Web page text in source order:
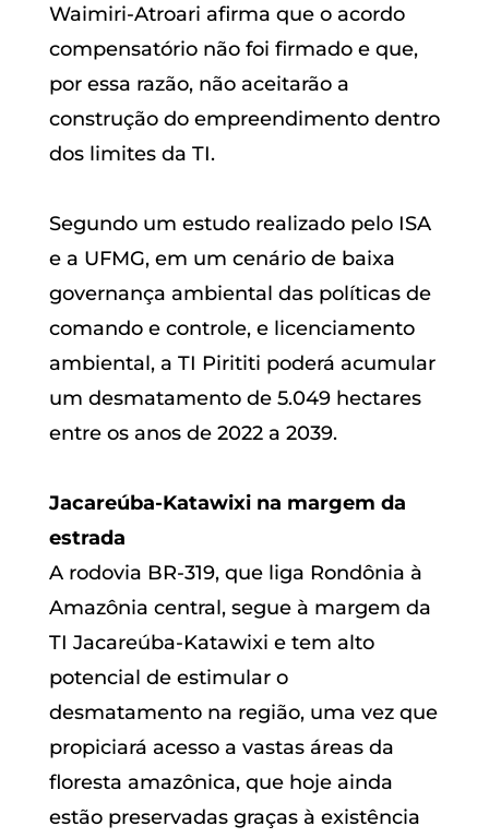
Waimiri-Atroari afirma que o acordo
compensatório não foi firmado e que,
por essa razão, não aceitarão a
construção do empreendimento dentro
dos limites da TI.
Segundo um estudo realizado pelo ISA
e a UFMG, em um cenário de baixa
governança ambiental das políticas de
comando e controle, e licenciamento
ambiental, a TI Pirititi poderá acumular
um desmatamento de 5.049 hectares
entre os anos de 2022 a 2039.
Jacareúba-Katawixi na margem da
estrada
A rodovia BR-319, que liga Rondônia à
Amazônia central, segue à margem da
TI Jacareúba-Katawixi e tem alto
potencial de estimular o
desmatamento na região, uma vez que
propiciará acesso a vastas áreas da
floresta amazônica, que hoje ainda
estão preservadas graças à existência